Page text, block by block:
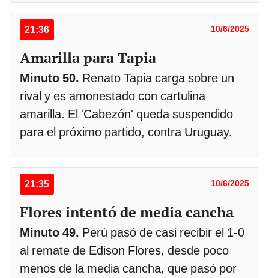
21:36 10/6/2025
Amarilla para Tapia
Minuto 50. Renato Tapia carga sobre un
rival y es amonestado con cartulina
amarilla. El 'Cabezón' queda suspendido
para el próximo partido, contra Uruguay.
21:35 10/6/2025
Flores intentó de media cancha
Minuto 49. Perú pasó de casi recibir el 1-0
al remate de Edison Flores, desde poco
menos de la media cancha, que pasó por